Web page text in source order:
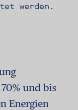
werden.
und bis
Energien